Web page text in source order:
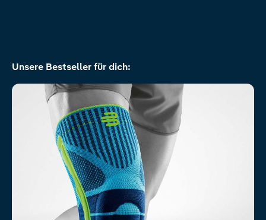
Produktgalerie überspringen
Unsere Bestseller für dich: